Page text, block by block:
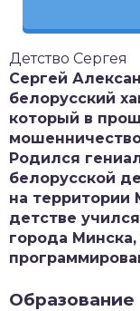
Детство Сергея
Сергей
белорусский
который в
Родился
белорусской
на территории
детстве
города
Образование